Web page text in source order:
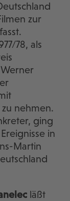
zur
78, als
nehmen.
ging
in
Martin
läßt